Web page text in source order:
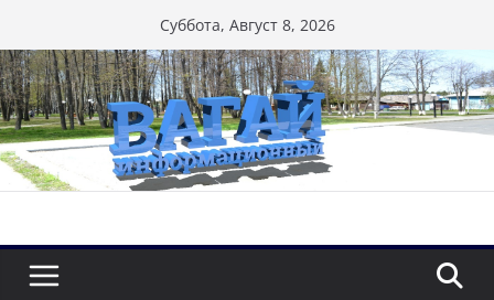
к
содержимому
Суббота, Август 8, 2026